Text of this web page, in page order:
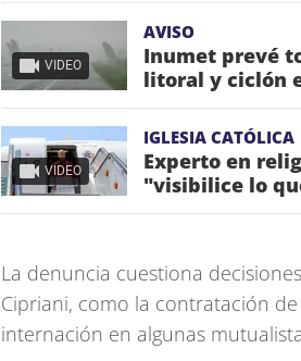
VIDEO
AVISO
Inumet prevé
litoral y ciclón
VIDEO
IGLESIA CATÓLICA
Experto en
"visibilice lo
La denuncia cuestiona
Cipriani, como la contratación
internación en algunas